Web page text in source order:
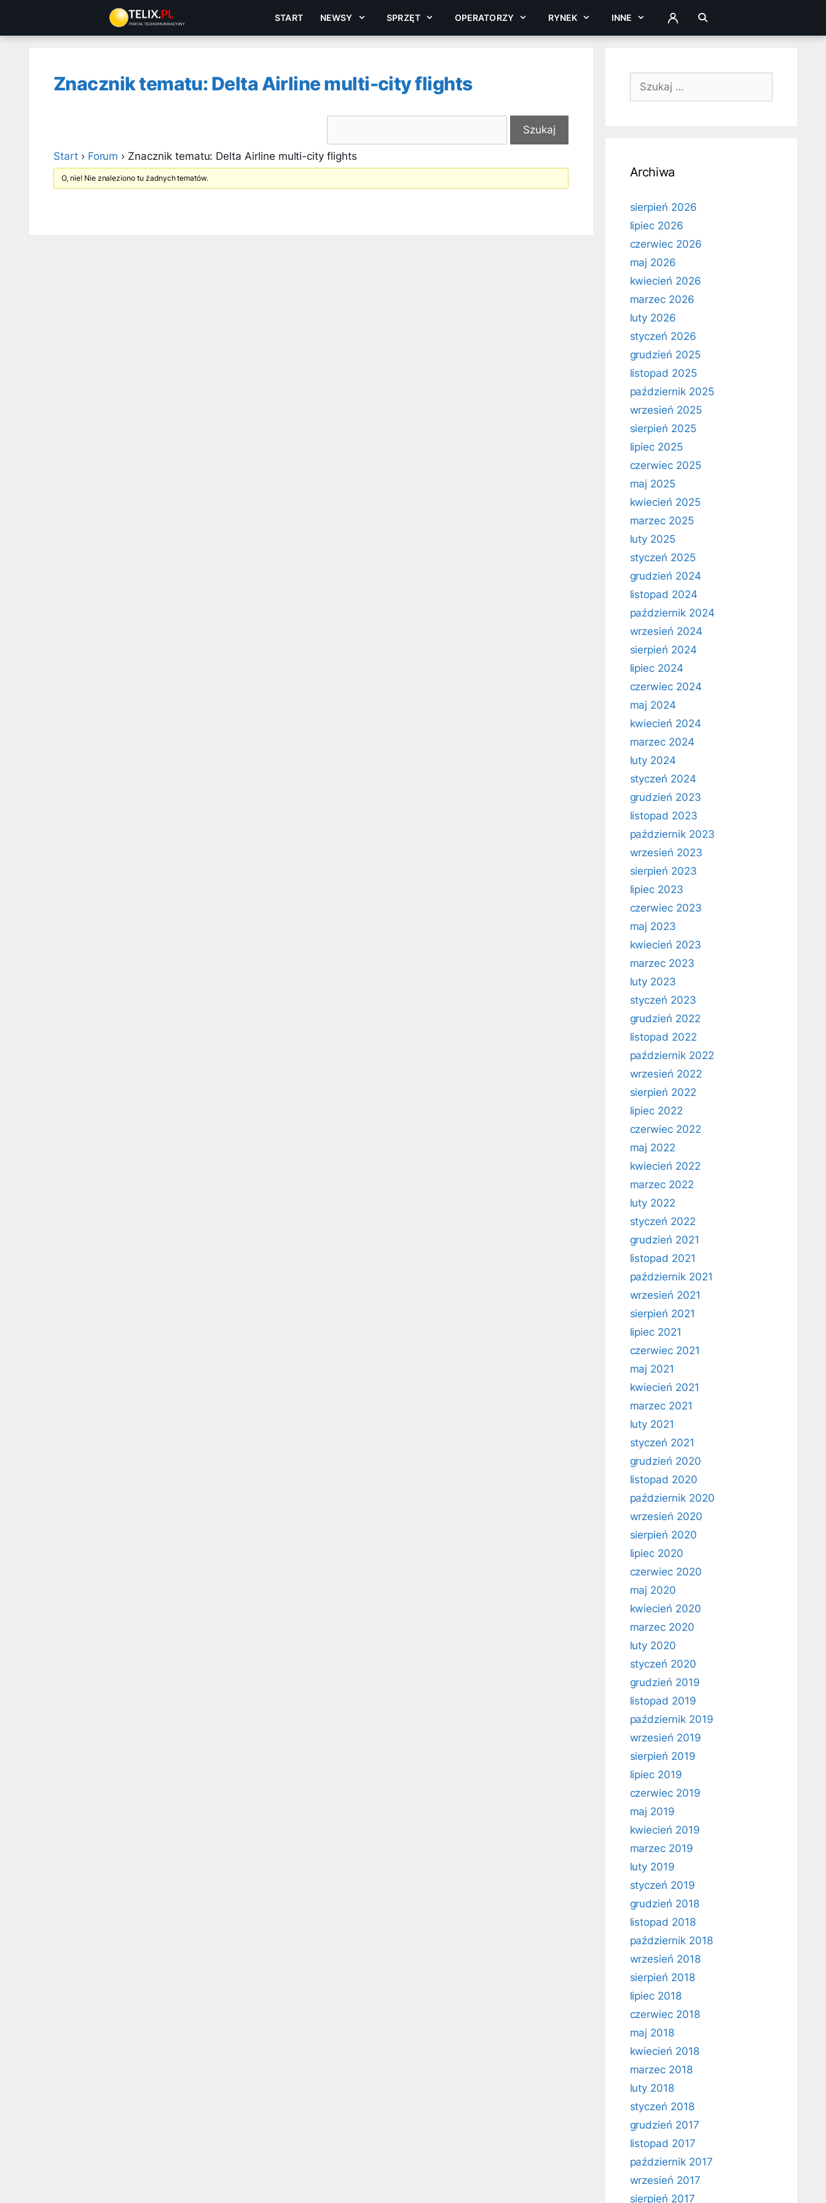
treści
START NEWSY SPRZĘT OPERATORZY RYNEK INNE ZALOGUJ
Znacznik tematu: Delta Airline multi-city flights
Start › Forum › Znacznik tematu: Delta Airline multi-city flights
O, nie! Nie znaleziono tu żadnych tematów.
Szukaj:
Archiwa
sierpień 2026
lipiec 2026
czerwiec 2026
maj 2026
kwiecień 2026
marzec 2026
luty 2026
styczeń 2026
grudzień 2025
listopad 2025
październik 2025
wrzesień 2025
sierpień 2025
lipiec 2025
czerwiec 2025
maj 2025
kwiecień 2025
marzec 2025
luty 2025
styczeń 2025
grudzień 2024
listopad 2024
październik 2024
wrzesień 2024
sierpień 2024
lipiec 2024
czerwiec 2024
maj 2024
kwiecień 2024
marzec 2024
luty 2024
styczeń 2024
grudzień 2023
listopad 2023
październik 2023
wrzesień 2023
sierpień 2023
lipiec 2023
czerwiec 2023
maj 2023
kwiecień 2023
marzec 2023
luty 2023
styczeń 2023
grudzień 2022
listopad 2022
październik 2022
wrzesień 2022
sierpień 2022
lipiec 2022
czerwiec 2022
maj 2022
kwiecień 2022
marzec 2022
luty 2022
styczeń 2022
grudzień 2021
listopad 2021
październik 2021
wrzesień 2021
sierpień 2021
lipiec 2021
czerwiec 2021
maj 2021
kwiecień 2021
marzec 2021
luty 2021
styczeń 2021
grudzień 2020
listopad 2020
październik 2020
wrzesień 2020
sierpień 2020
lipiec 2020
czerwiec 2020
maj 2020
kwiecień 2020
marzec 2020
luty 2020
styczeń 2020
grudzień 2019
listopad 2019
październik 2019
wrzesień 2019
sierpień 2019
lipiec 2019
czerwiec 2019
maj 2019
kwiecień 2019
marzec 2019
luty 2019
styczeń 2019
grudzień 2018
listopad 2018
październik 2018
wrzesień 2018
sierpień 2018
lipiec 2018
czerwiec 2018
maj 2018
kwiecień 2018
marzec 2018
luty 2018
styczeń 2018
grudzień 2017
listopad 2017
październik 2017
wrzesień 2017
sierpień 2017